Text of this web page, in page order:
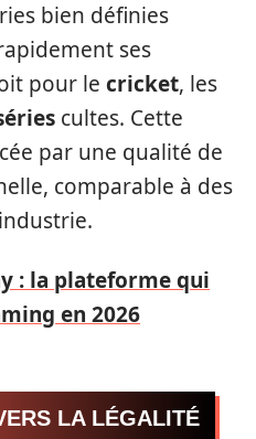
bien définies
ses
pour le cricket, les
cultes. Cette
par une qualité de
comparable à des
: la plateforme qui
en 2026
LA LÉGALITÉ